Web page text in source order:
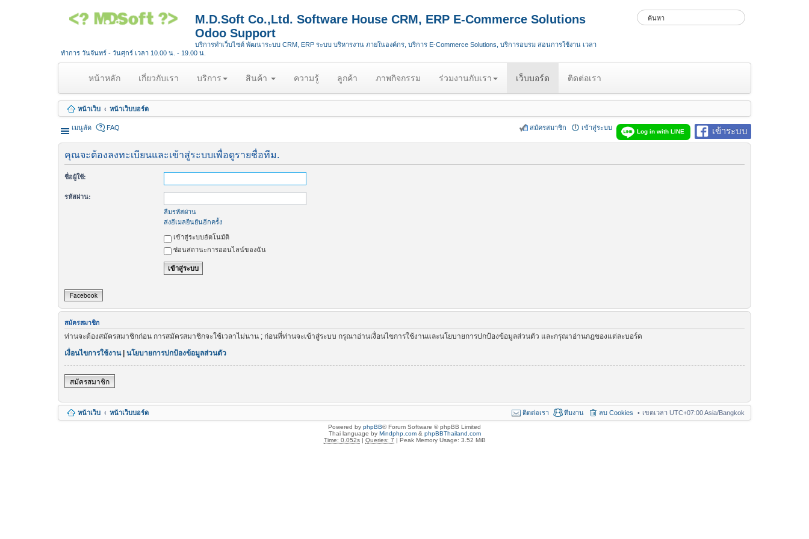
M.D.Soft Co.,Ltd. Software House CRM, ERP E-Commerce Solutions
Odoo Support
บริการทำเว็บไซต์ พัฒนาระบบ CRM, ERP ระบบ บริหารงาน ภายในองค์กร, บริการ E-Commerce Solutions, บริการอบรม สอนการใช้งาน เวลา
ทำการ วันจันทร์ - วันศุกร์ เวลา 10.00 น. - 19.00 น.
หน้าหลัก(
u
r
เกี่ยวกับเรา บริการ สินค้า ความรู้ ลูกค้า ภาพกิจกรรม ร่วมงานกับเรา เว็บบอร์ด ติดต่อเรา
หน้าเว็บ หน้าเว็บบอร์ด
เมนูลัด เข้าระบบ
Log in with LINE
FAQ เข้าสู่ระบบ
สมัครสมาชิก
คุณจะต้องลงทะเบียนและเข้าสู่ระบบเพื่อดูรายชื่อทีม.
ชื่อผู้ใช้:
รหัสผ่าน:
ลืมรหัสผ่าน
ส่งอีเมลยืนยันอีกครั้ง
เข้าสู่ระบบอัตโนมัติ
ซ่อนสถานะการออนไลน์ของฉัน
Facebook
สมัครสมาชิก
ท่านจะต้องสมัครสมาชิกก่อน การสมัครสมาชิกจะใช้เวลาไม่นาน ; ก่อนที่ท่านจะเข้าสู่ระบบ กรุณาอ่านเงื่อนไขการใช้งานและนโยบายการปกป้องข้อมูลส่วนตัว และกรุณาอ่านกฎของแต่ละบอร์ด
เงื่อนไขการใช้งาน| นโยบายการปกป้องข้อมูลส่วนตัว
สมัครสมาชิก
หน้าเว็บ หน้าเว็บบอร์ด เขตเวลา UTC+07:00 Asia/Bangkok
ลบ Cookies
ทีมงาน
ติดต่อเรา
Powered by phpBB® Forum Software © phpBB Limited
Thai language by Mindphp.com& phpBBThailand.com
Time: 0.052s| Queries: 7 | Peak Memory Usage: 3.52 MiB